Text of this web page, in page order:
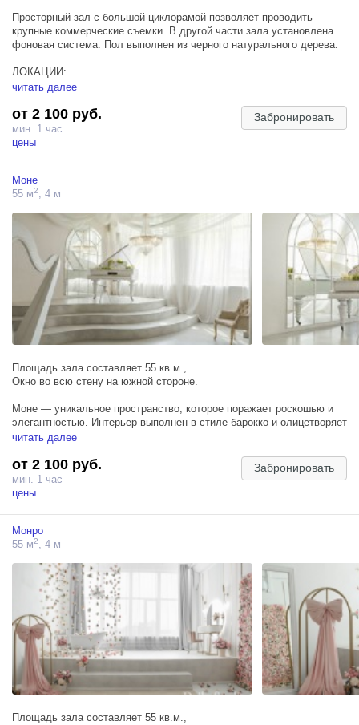
Просторный зал с большой циклорамой позволяет проводить
крупные коммерческие съемки. В другой части зала установлена
фоновая система. Пол выполнен из черного натурального дерева.
ЛОКАЦИИ:
— белая циклорама;
— цветные фоны (НАЛИЧИЕ ЦВЕТОВ УТОЧНЯЙТЕ У НАШИХ
АДМИНИСТРАТОРОВ ПЕРЕД БРОНИРОВАНИЕМ).
предварительному запросу Администратору студии.
Ознакомится с правилами нашей фотостудии вы можете по ссылке.
читать далее
от 2 100 руб.
мин. 1 час
цены
Забронировать
Моне
55 м2, 4 м
Площадь зала составляет 55 кв.м.,
Окно во всю стену на южной стороне.
Моне — уникальное пространство, которое поражает роскошью и
элегантностью. Интерьер выполнен в стиле барокко и олицетворяет
изящество. В зале преобладают светлые тона и материалы из
Зал подходит для индивидуальной фотосессии и съемки для
двоих.
ЛОКАЦИИ:
— зона с роялем цвета слоновой кости;
— софа под золотой хрустальной люстрой среди мраморных
возрождения;
— зона с камином и мраморными колоннами в стиле барокко.
читать далее
от 2 100 руб.
мин. 1 час
цены
Забронировать
Монро
55 м2 , 4 м
Площадь зала составляет 55 кв.м.,